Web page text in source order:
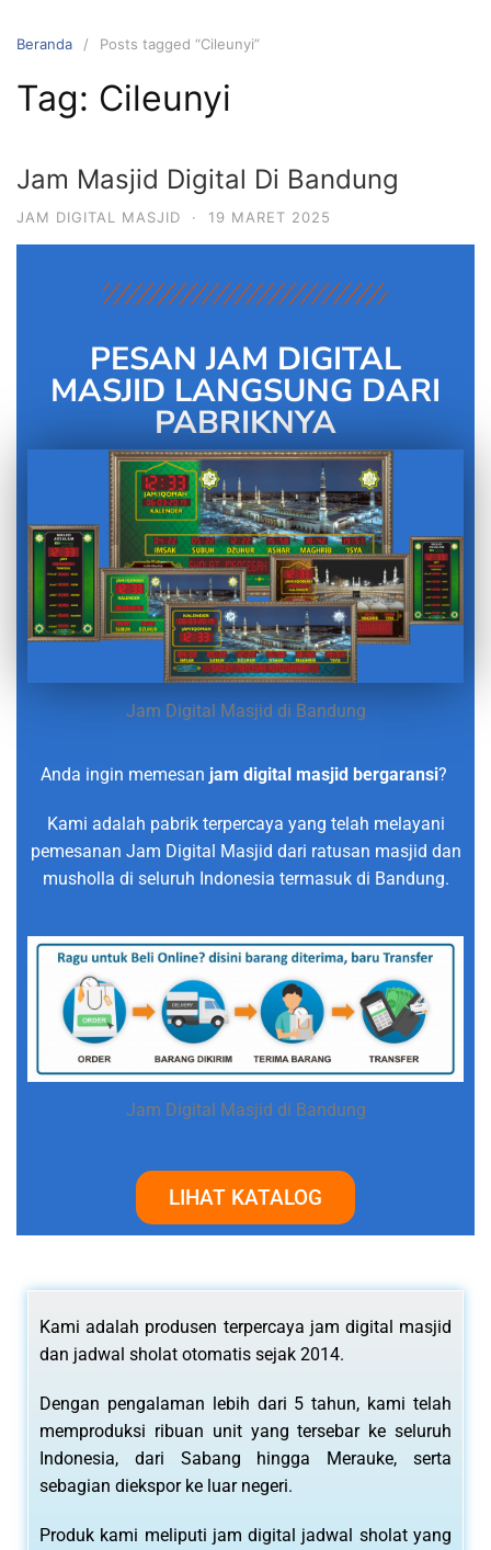
Beranda Posts tagged “Cileunyi”
Tag: Cileunyi
Jam Masjid Digital Di Bandung
JAM DIGITAL MASJID · 19 MARET 2025
PESAN JAM DIGITAL
MASJID LANGSUNG DARI
PABRIKNYA
Jam Digital Masjid di Bandung
Anda ingin memesan jam digital masjid bergaransi?
Kami adalah pabrik terpercaya yang telah melayani
pemesanan Jam Digital Masjid dari ratusan masjid dan
musholla di seluruh Indonesia termasuk di Bandung.
Jam Digital Masjid di Bandung
LIHAT KATALOG
Kami adalah produsen terpercaya jam digital masjid
dan jadwal sholat otomatis sejak 2014.
Dengan pengalaman lebih dari 5 tahun, kami telah
memproduksi ribuan unit yang tersebar ke seluruh
Indonesia, dari Sabang hingga Merauke, serta
sebagian diekspor ke luar negeri.
Produk kami meliputi jam digital jadwal sholat yang